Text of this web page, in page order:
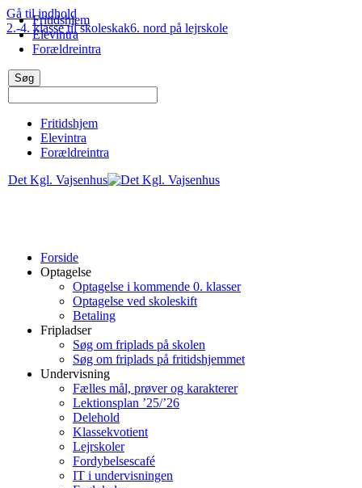
Gå til indhold
2.-4. klasse til skoleskak6. nord på lejrskole
Fritidshjem
Elevintra
Forældreintra
Det Kgl. Vajsenhus
Forside
Optagelse
Optagelse i kommende 0. klasser
Optagelse ved skoleskift
Betaling
Fripladser
Søg om friplads på skolen
Søg om friplads på fritidshjemmet
Undervisning
Fælles mål, prøver og karakterer
Lektionsplan ’25/’26
Delehold
Klassekvotient
Lejrskoler
Fordybelsescafé
IT i undervisningen
Fritidshjem
Elevintra
Forældreintra